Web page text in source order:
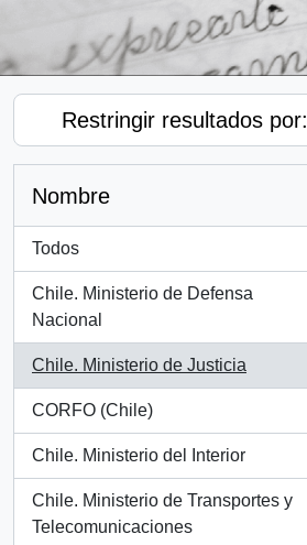
Restringir resultados por:
Nombre
Todos
Chile. Ministerio de Defensa
Nacional
, 2 resultados
Chile. Ministerio de Justicia
, 2 resultados
CORFO (Chile)
, 1 resultados
Chile. Ministerio del Interior
, 1 resultados
Chile. Ministerio de Transportes y
Telecomunicaciones
, 1 resultados